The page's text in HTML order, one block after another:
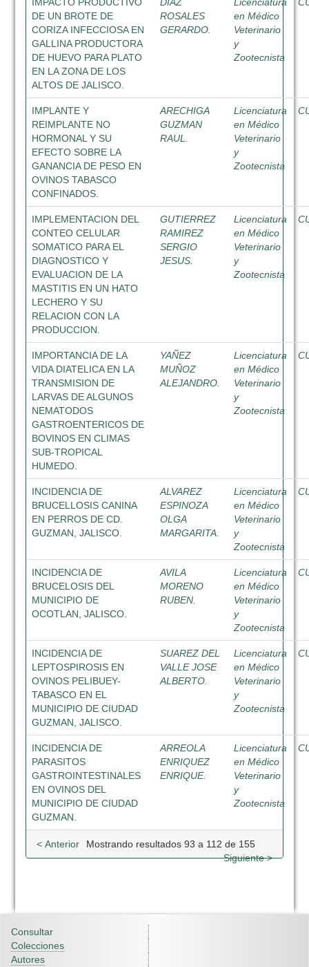
DE UN BROTE DE
CORIZA INFECCIOSA EN
GALLINA PRODUCTORA
DE HUEVO PARA PLATO
EN LA ZONA DE LOS
ALTOS DE JALISCO.
ROSALES
GERARDO.
en Médico
Veterinario
y
Zootecnista
IMPLANTE Y
REIMPLANTE NO
HORMONAL Y SU
EFECTO SOBRE LA
GANANCIA DE PESO EN
OVINOS TABASCO
CONFINADOS.
ARECHIGA
GUZMAN
RAUL.
Licenciatura
en Médico
Veterinario
y
Zootecnista
IMPLEMENTACION DEL
CONTEO CELULAR
SOMATICO PARA EL
DIAGNOSTICO Y
EVALUACION DE LA
MASTITIS EN UN HATO
LECHERO Y SU
RELACION CON LA
PRODUCCION.
GUTIERREZ
RAMIREZ
SERGIO
JESUS.
Licenciatura
en Médico
Veterinario
y
Zootecnista
IMPORTANCIA DE LA
VIDA DIATELICA EN LA
TRANSMISION DE
LARVAS DE ALGUNOS
NEMATODOS
GASTROENTERICOS DE
BOVINOS EN CLIMAS
SUB-TROPICAL
HUMEDO.
YAÑEZ
MUÑOZ
ALEJANDRO.
Licenciatura
en Médico
Veterinario
y
Zootecnista
INCIDENCIA DE
BRUCELLOSIS CANINA
EN PERROS DE CD.
GUZMAN, JALISCO.
ALVAREZ
ESPINOZA
OLGA
MARGARITA.
Licenciatura
en Médico
Veterinario
y
Zootecnista
INCIDENCIA DE
BRUCELOSIS DEL
MUNICIPIO DE
OCOTLAN, JALISCO.
AVILA
MORENO
RUBEN.
Licenciatura
en Médico
Veterinario
y
Zootecnista
INCIDENCIA DE
LEPTOSPIROSIS EN
OVINOS PELIBUEY-
TABASCO EN EL
MUNICIPIO DE CIUDAD
GUZMAN, JALISCO.
SUAREZ DEL
VALLE JOSE
ALBERTO.
Licenciatura
en Médico
Veterinario
y
Zootecnista
INCIDENCIA DE
PARASITOS
GASTROINTESTINALES
EN OVINOS DEL
MUNICIPIO DE CIUDAD
GUZMAN.
ARREOLA
ENRIQUEZ
ENRIQUE.
Licenciatura
en Médico
Veterinario
y
Zootecnista
Mostrando resultados 93 a 112 de 155
< Anterior
Siguiente >
Consultar
Colecciones
Autores